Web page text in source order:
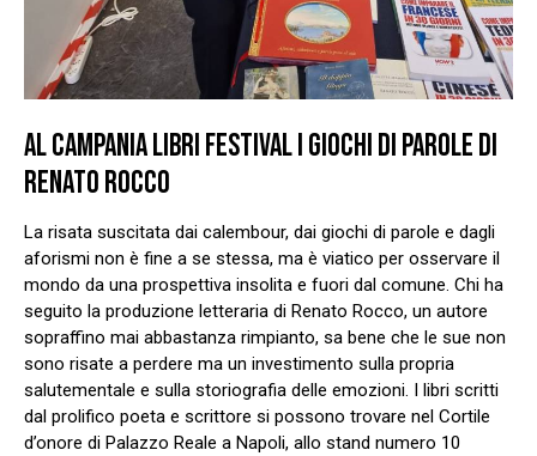
AL CAMPANIA LIBRI FESTIVAL I GIOCHI DI PAROLE DI
RENATO ROCCO
La risata suscitata dai calembour, dai giochi di parole e dagli
aforismi non è fine a se stessa, ma è viatico per osservare il
mondo da una prospettiva insolita e fuori dal comune. Chi ha
seguito la produzione letteraria di Renato Rocco, un autore
sopraffino mai abbastanza rimpianto, sa bene che le sue non
sono risate a perdere ma un investimento sulla propria
salutementale e sulla storiografia delle emozioni. I libri scritti
dal prolifico poeta e scrittore si possono trovare nel Cortile
d’onore di Palazzo Reale a Napoli, allo stand numero 10